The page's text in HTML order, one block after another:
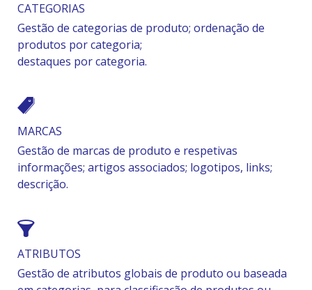
CATEGORIAS
Gestão de categorias de produto; ordenação de
produtos por categoria;
destaques por categoria.
MARCAS
Gestão de marcas de produto e respetivas
informações; artigos associados; logotipos, links;
descrição.
ATRIBUTOS
Gestão de atributos globais de produto ou baseada